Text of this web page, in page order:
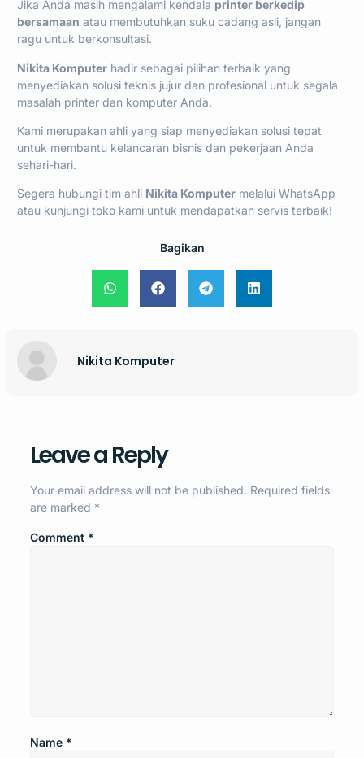
Bagikan
Jika Anda masih mengalami kendala printer berkedip
bersamaan atau membutuhkan suku cadang asli, jangan
ragu untuk berkonsultasi.
Nikita Komputer hadir sebagai pilihan terbaik yang
menyediakan solusi teknis jujur dan profesional untuk segala
masalah printer dan komputer Anda.
Kami merupakan ahli yang siap menyediakan solusi tepat
untuk membantu kelancaran bisnis dan pekerjaan Anda
sehari-hari.
Segera hubungi tim ahli Nikita Komputer melalui WhatsApp
atau kunjungi toko kami untuk mendapatkan servis terbaik!
Nikita Komputer
Leave a Reply
Your email address will not be published. Required fields
are marked *
Comment *
Name *